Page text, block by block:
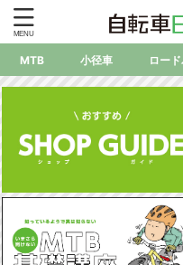
MTB 小径車 ロー